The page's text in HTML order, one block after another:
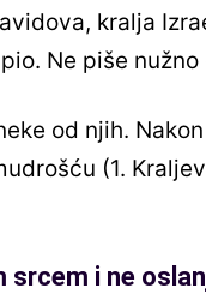
kralja
Ne piše nužno
od njih.
(1.
srcem i ne